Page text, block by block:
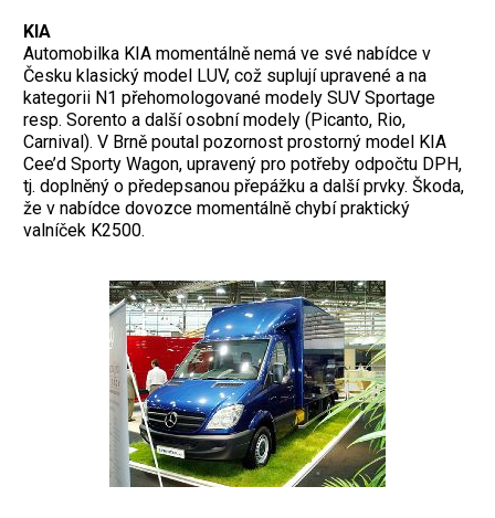
KIA
Automobilka KIA momentálně nemá ve své nabídce v
Česku klasický model LUV, což suplují upravené a na
kategorii N1 přehomologované modely SUV Sportage
resp. Sorento a další osobní modely (Picanto, Rio,
Carnival). V Brně poutal pozornost prostorný model KIA
Cee’d Sporty Wagon, upravený pro potřeby odpočtu DPH,
tj. doplněný o předepsanou přepážku a další prvky. Škoda,
že v nabídce dovozce momentálně chybí praktický
valníček K2500.